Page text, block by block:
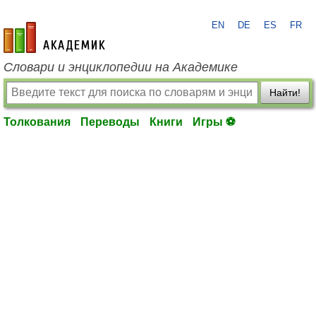
academic.ru
EN DE ES FR
Словари и энциклопедии на Академике
Найти!
Толкования Переводы Книги Игры ⚽